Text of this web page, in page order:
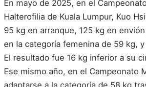
En mayo de 2025, en el
Halterofilia de Kuala Lumpur, Kuo
95 kg en arranque, 125 kg en
en la categoría femenina de 59 kg,
El resultado fue 16 kg inferior a su
Ese mismo año, en el Campeonato
adaptarse a la categoría de 58 kg